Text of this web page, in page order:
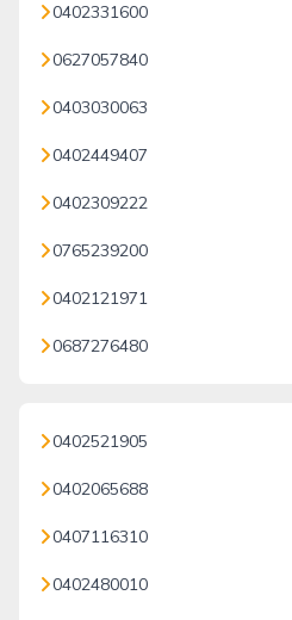
0402331600
0627057840
0403030063
0402449407
0402309222
0765239200
0402121971
0687276480
0402521905
0402065688
0407116310
0402480010